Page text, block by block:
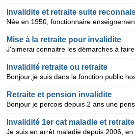
Mise à la retraite pour invalidite
Invalidité retraite ou retraite
Retraite et pension invalidite
Invalidité 1er cat maladie et retraite